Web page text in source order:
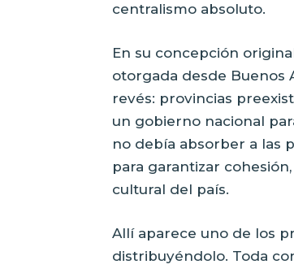
centralismo absoluto.
En su concepción
otorgada desde Buenos
revés: provincias
un gobierno nacional
no debía absorber a las
para garantizar
cultural del país.
Allí aparece uno de los
distribuyéndolo. Toda